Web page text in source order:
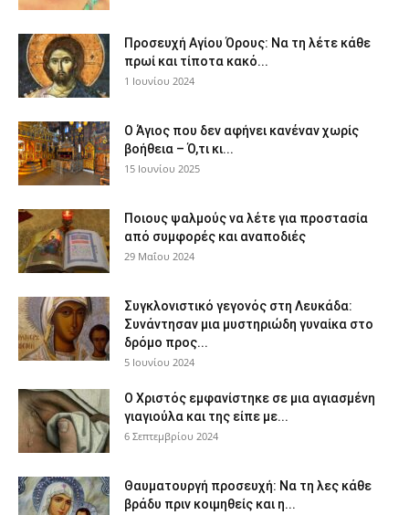
Προσευχή Αγίου Όρους: Να τη λέτε κάθε
πρωί και τίποτα κακό...
1 Ιουνίου 2024
Ο Άγιος που δεν αφήνει κανέναν χωρίς
βοήθεια – Ό,τι κι...
15 Ιουνίου 2025
Ποιους ψαλμούς να λέτε για προστασία
από συμφορές και αναποδιές
29 Μαΐου 2024
Συγκλονιστικό γεγονός στη Λευκάδα:
Συνάντησαν μια μυστηριώδη γυναίκα στο
δρόμο προς...
5 Ιουνίου 2024
Ο Χριστός εμφανίστηκε σε μια αγιασμένη
γιαγιούλα και της είπε με...
6 Σεπτεμβρίου 2024
Θαυματουργή προσευχή: Να τη λες κάθε
βράδυ πριν κοιμηθείς και η...